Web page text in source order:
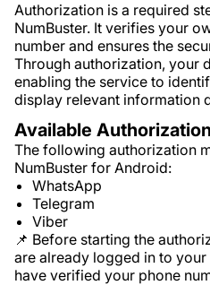
Authorization is a required
NumBuster. It verifies your
number and ensures the
Through authorization, your
enabling the service to
display relevant information
Available
The following authorization
NumBuster for Android:
WhatsApp
Telegram
Viber
📌 Before starting the
are already logged in to
have verified your phone